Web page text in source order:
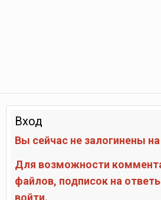
Вход
Вы сейчас не залогинены
Для возможности
файлов, подписок на
войти.